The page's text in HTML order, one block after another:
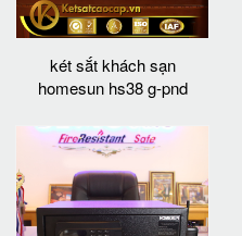
két sắt khách sạn
homesun hs38 g-pnd